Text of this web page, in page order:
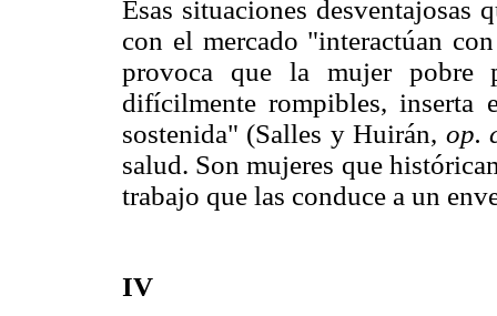
Esas situaciones
con el mercado "interactúan
provoca que la mujer pobre
difícilmente rompibles, inserta
sostenida" (Salles y Huirán, op.
salud. Son mujeres que
trabajo que las conduce a un
IV